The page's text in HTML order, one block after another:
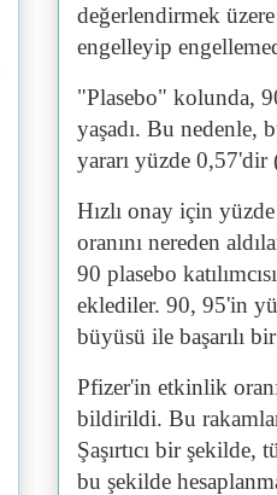
değerlendirmek üzere
engelleyip
"Plasebo" kolunda,
yaşadı. Bu nedenle,
yararı yüzde
Hızlı onay için
oranını nereden
90 plasebo
eklediler. 90, 95'in
büyüsü ile başarılı
Pfizer'in etkinlik
bildirildi. Bu
Şaşırtıcı bir şekilde,
bu şekilde